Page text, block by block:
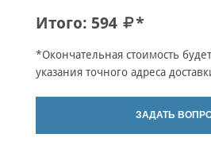
Итого: 594 *
*Окончательная стоимость
указания точного адреса
ЗАДАТЬ